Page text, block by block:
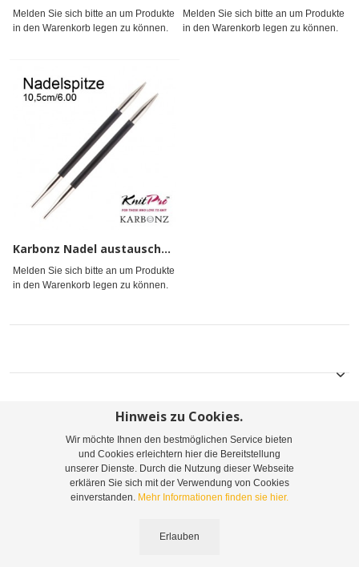
Melden Sie sich bitte an um Produkte
in den Warenkorb legen zu können.
Melden Sie sich bitte an um Produkte
in den Warenkorb legen zu können.
Karbonz Nadel austauschb. 6
Melden Sie sich bitte an um Produkte
in den Warenkorb legen zu können.
Sitemap Suchbegriffe Erweiterte Suche
Bestellungen und Rücksendungen Kontaktieren Sie uns
44 55-0 | Email:info@belousek.at
Hinweis zu Cookies.
Wir möchte Ihnen den bestmöglichen Service bieten
und Cookies erleichtern hier die Bereitstellung
unserer Dienste. Durch die Nutzung dieser Webseite
erklären Sie sich mit der Verwendung von Cookies
einverstanden. Mehr Informationen finden sie hier.
Erlauben